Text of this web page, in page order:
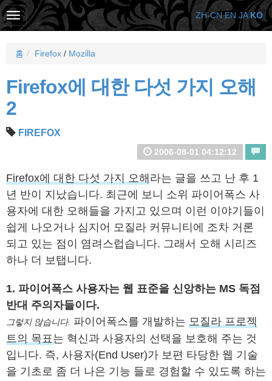
홈 Firefox / Mozilla
Firefox에 대한 다섯 가지 오해
2
FIREFOX
2006-08-01 04:12:12
Firefox에 대한 다섯 가지 오해 라는 글을 쓰고 난 후 1
년 반이 지났습니다. 최근에 보니 소위 파이어폭스 사
용자에 대한 오해들을 가지고 있으며 이런 이야기들이
쉽게 나오거나 심지어 모질라 커뮤니티에 조차 거론
되고 있는 점이 염려스럽습니다. 그래서 오해 시리즈
하나 더 보탭니다.
1. 파이어폭스 사용자는 웹 표준을 신앙하는 MS 독점
반대 주의자들이다.
그렇지 않습니다. 파이어폭스를 개발하는 모질라 프로젝
트의 목표는 혁신과 사용자의 선택을 보호해 주는 것
입니다. 즉, 사용자(End User)가 보편 타당한 웹 기술
을 기초로 좀 더 나은 기능 들로 경험할 수 있도록 하는
ZH-CN EN JA KO